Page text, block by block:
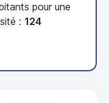
pour une
: 124